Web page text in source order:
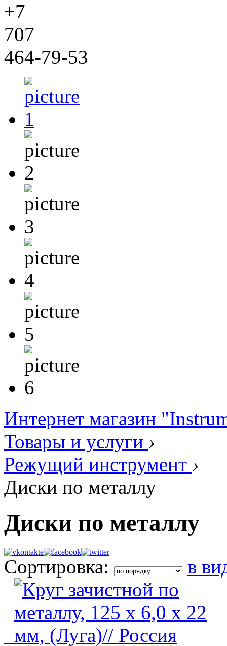
+7
707
464-79-53
Интернет магазин
Товары и услуги ›
Режущий инструмент ›
Диски по металлу
Диски по металлу
Сортировка: в